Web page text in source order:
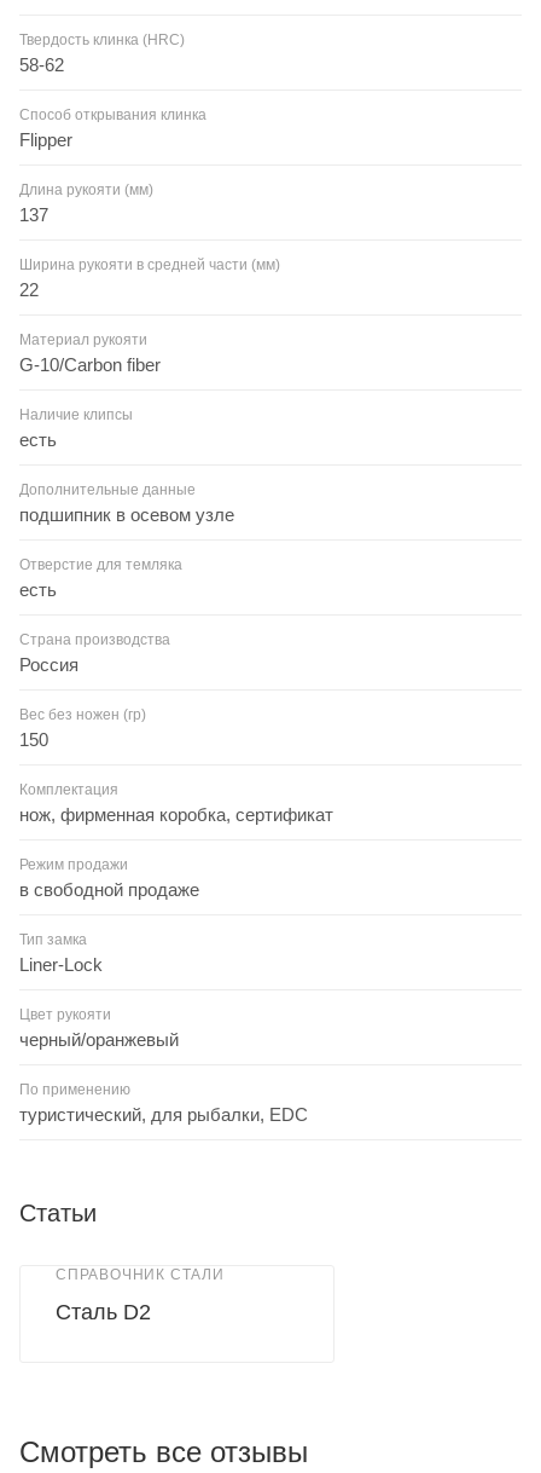
Твердость клинка (HRC)
58-62
Способ открывания клинка
Flipper
Длина рукояти (мм)
137
Ширина рукояти в средней части (мм)
22
Материал рукояти
G-10/Carbon fiber
Наличие клипсы
есть
Дополнительные данные
подшипник в осевом узле
Отверстие для темляка
есть
Страна производства
Россия
Вес без ножен (гр)
150
Комплектация
нож, фирменная коробка, сертификат
Режим продажи
в свободной продаже
Тип замка
Liner-Lock
Цвет рукояти
черный/оранжевый
По применению
туристический, для рыбалки, EDC
Статьи
СПРАВОЧНИК СТАЛИ
Сталь D2
Смотреть все отзывы